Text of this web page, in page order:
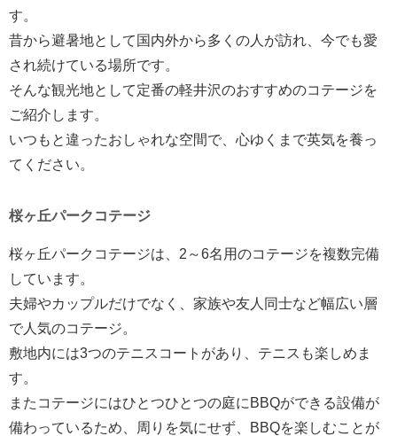
す。
昔から避暑地として国内外から多くの人が訪れ、今でも愛
され続けている場所です。
そんな観光地として定番の軽井沢のおすすめのコテージを
ご紹介します。
いつもと違ったおしゃれな空間で、心ゆくまで英気を養っ
てください。
桜ヶ丘パークコテージ
桜ヶ丘パークコテージは、2～6名用のコテージを複数完備
しています。
夫婦やカップルだけでなく、家族や友人同士など幅広い層
で人気のコテージ。
敷地内には3つのテニスコートがあり、テニスも楽しめま
す。
またコテージにはひとつひとつの庭にBBQができる設備が
備わっているため、周りを気にせず、BBQを楽しむことが